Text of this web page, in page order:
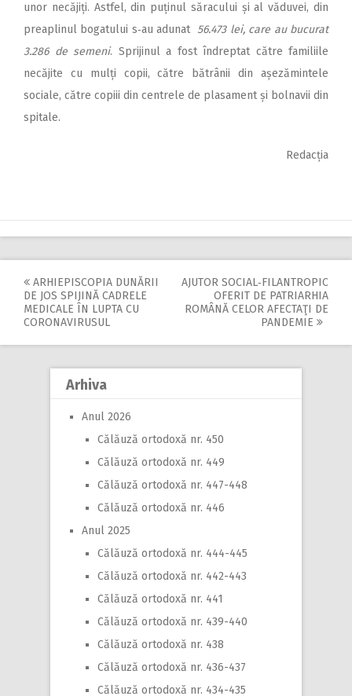
2017
2016
2014
2009
unor necăjiți. Astfel, din puținul săracului și al văduvei, din
preaplinul bogatului s‑au adunat 56.473 lei, care au bucurat
3.286 de semeni. Sprijinul a fost îndreptat către familiile
necăjite cu mulți copii, către bătrânii din așezămintele
sociale, către copiii din centrele de plasament și bolnavii din
spitale.
Redacția
Post
navigation
ARHIEPISCOPIA DUNĂRII
DE JOS SPIJINĂ CADRELE
MEDICALE ÎN LUPTA CU
CORONAVIRUSUL
AJUTOR SOCIAL‑FILANTROPIC
OFERIT DE PATRIARHIA
ROMÂNĂ CELOR AFECTAŢI DE
PANDEMIE
Arhiva
Anul 2026
Călăuză ortodoxă nr. 450
Călăuză ortodoxă nr. 449
Călăuză ortodoxă nr. 447-448
Călăuză ortodoxă nr. 446
Anul 2025
Călăuză ortodoxă nr. 444-445
Călăuză ortodoxă nr. 442-443
Călăuză ortodoxă nr. 441
Călăuză ortodoxă nr. 439-440
Călăuză ortodoxă nr. 438
Călăuză ortodoxă nr. 436-437
Călăuză ortodoxă nr. 434-435